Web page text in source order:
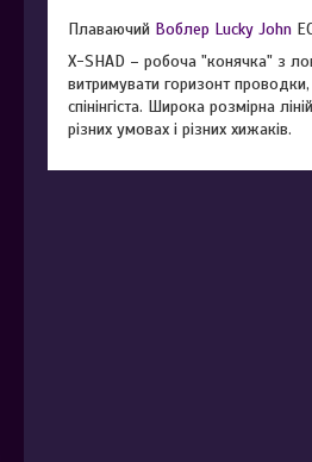
Плаваючий Воблер Lucky John
X-SHAD – робоча "конячка" з
витримувати горизонт
спінінгіста. Широка розмірна
різних умовах і різних хижаків.